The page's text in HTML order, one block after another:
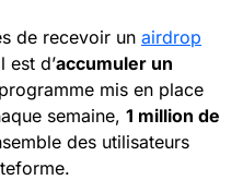
de recevoir un airdrop
est d’accumuler un
mis en place
semaine, 1 million de
des utilisateurs